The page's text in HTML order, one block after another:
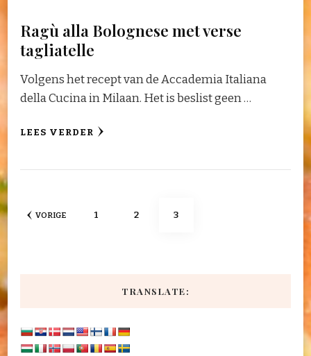
Ragù alla Bolognese met verse
tagliatelle
Volgens het recept van de Accademia Italiana
della Cucina in Milaan. Het is beslist geen …
LEES VERDER
Berichten
VORIGE PAGINA
1 PAGINA
2 PAGINA
3
TRANSLATE: